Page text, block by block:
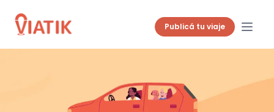
Publicá tu viaje